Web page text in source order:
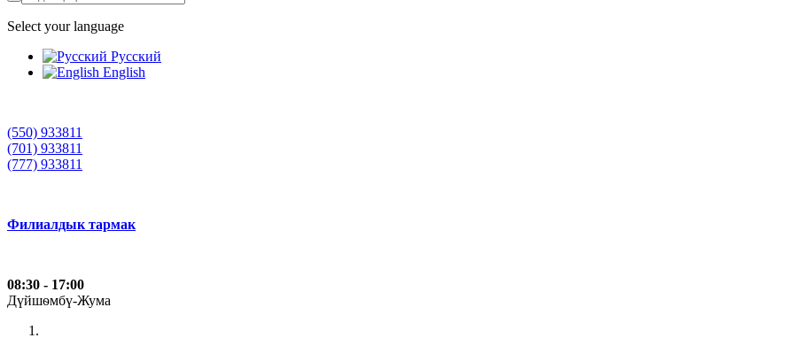
Select your language
Русский
English
(550) 933811
(701) 933811
(777) 933811
Филиалдык тармак
08:30 - 17:00
Дүйшѳмбү-Жума